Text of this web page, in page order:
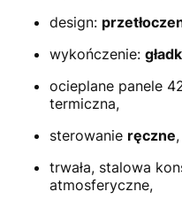
design:
wykończenie:
ocieplane panele
termiczna,
sterowanie ręczne
trwała, stalowa
atmosferyczne,